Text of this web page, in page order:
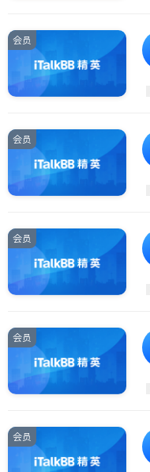
会员
会员
会员
会员
会员